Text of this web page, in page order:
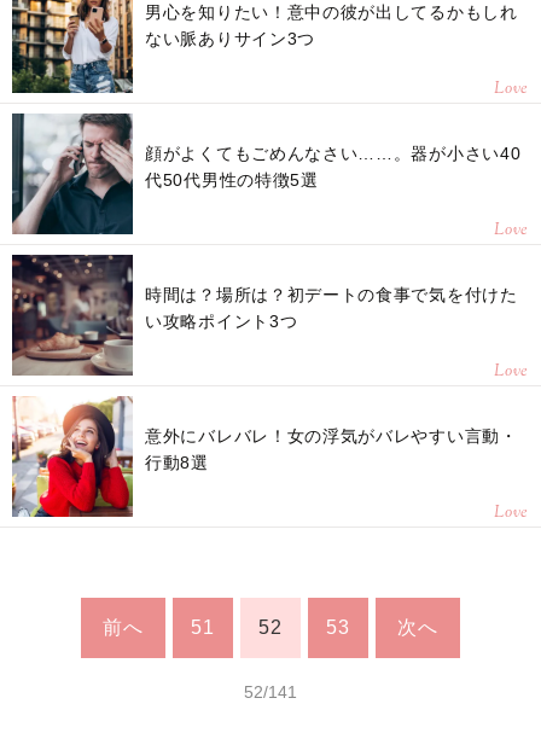
男心を知りたい！意中の彼が出してるかもしれ
ない脈ありサイン3つ
Love
顔がよくてもごめんなさい……。器が小さい40
代50代男性の特徴5選
Love
時間は？場所は？初デートの食事で気を付けた
い攻略ポイント3つ
Love
意外にバレバレ！女の浮気がバレやすい言動・
行動8選
Love
前へ 51 52 53 次へ
52/141